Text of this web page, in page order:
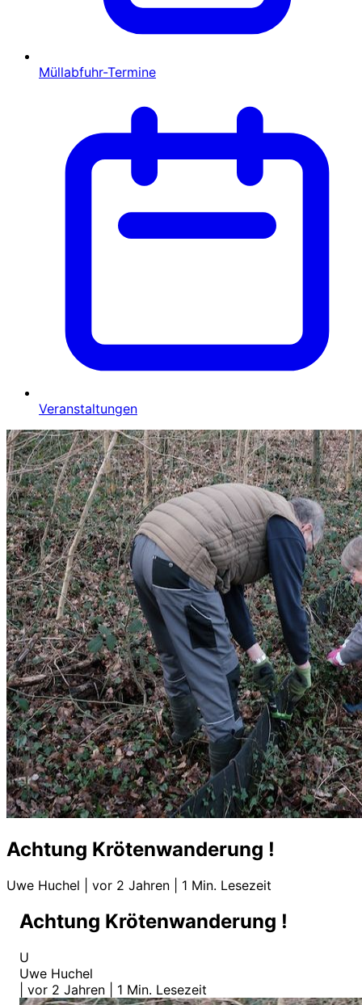
Müllabfuhr-Termine
Veranstaltungen
Achtung Krötenwanderung !
Uwe Huchel vor 2 Jahren 1 Min. Lesezeit
Achtung Krötenwanderung !
U
Uwe Huchel
vor 2 Jahren 1 Min. Lesezeit